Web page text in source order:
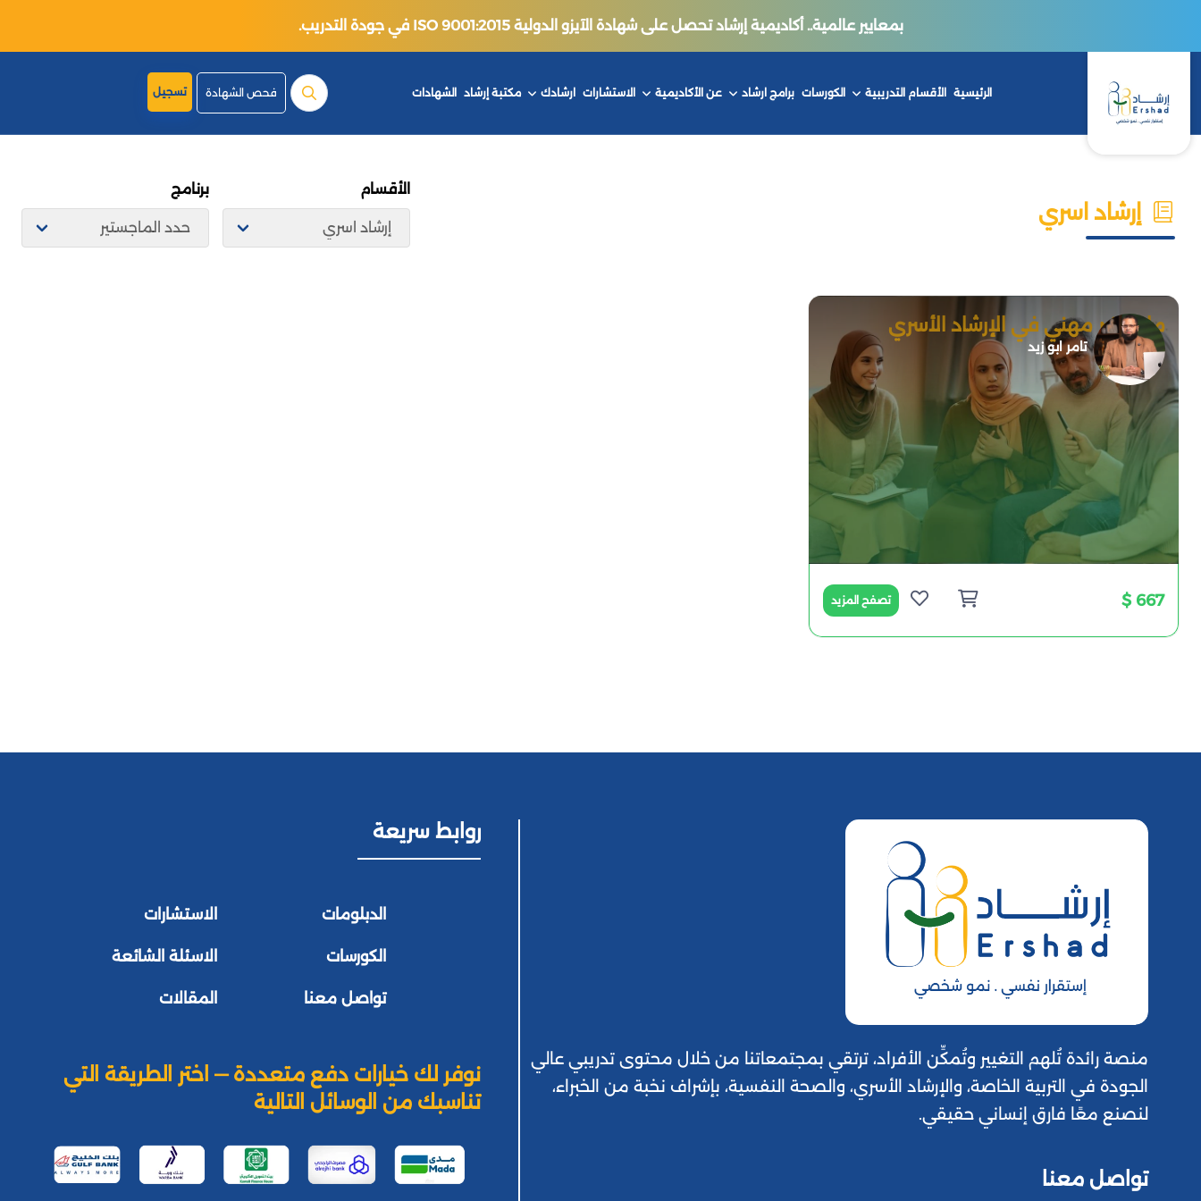
بمعايير عالمية.. أكاديمية إرشاد تحصل على شهادة الآيزو الدولية ISO 9001:2015 في جودة التدريب.
الرئيسية الأقسام التدريبية الكورسات برامج ارشاد عن الأكاديمية الاستشارات ارشادك مكتبة إرشاد الشهادات فحص الشهادة تسجيل
إرشاد اسري
الأقسام برنامج
تامر ابو زيد
ماجستير مهني في الإرشاد الأسري
667 $ تصفح المزيد
منصة رائدة تُلهم التغيير وتُمكِّن الأفراد، ترتقي بمجتمعاتنا من خلال محتوى تدريبي عالي
الجودة في التربية الخاصة، والإرشاد الأسري، والصحة النفسية، بإشراف نخبة من الخبراء،
لنصنع معًا فارق إنساني حقيقي.
تواصل معنا
روابط سريعة
الدبلومات الاستشارات
الكورسات الاسئلة الشائعة
تواصل معنا المقالات
نوفر لك خيارات دفع متعددة — اختر الطريقة التي
تناسبك من الوسائل التالية